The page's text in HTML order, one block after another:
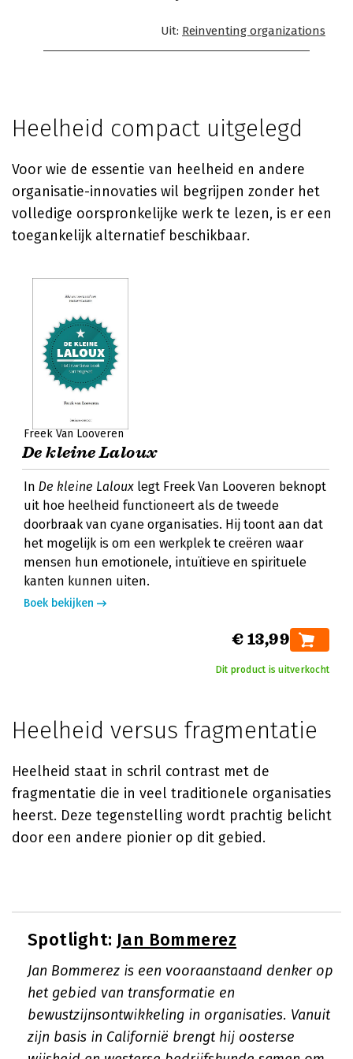
Uit: Reinventing organizations
Heelheid compact uitgelegd
Voor wie de essentie van heelheid en andere
organisatie-innovaties wil begrijpen zonder het
volledige oorspronkelijke werk te lezen, is er een
toegankelijk alternatief beschikbaar.
Freek Van Looveren
De kleine Laloux
In De kleine Laloux legt Freek Van Looveren beknopt
uit hoe heelheid functioneert als de tweede
doorbraak van cyane organisaties. Hij toont aan dat
het mogelijk is om een werkplek te creëren waar
mensen hun emotionele, intuïtieve en spirituele
kanten kunnen uiten.
Boek bekijken
€ 13,99
Dit product is uitverkocht
Heelheid versus fragmentatie
Heelheid staat in schril contrast met de
fragmentatie die in veel traditionele organisaties
heerst. Deze tegenstelling wordt prachtig belicht
door een andere pionier op dit gebied.
Spotlight: Jan Bommerez
Jan Bommerez is een vooraanstaand denker op
het gebied van transformatie en
bewustzijnsontwikkeling in organisaties. Vanuit
zijn basis in Californië brengt hij oosterse